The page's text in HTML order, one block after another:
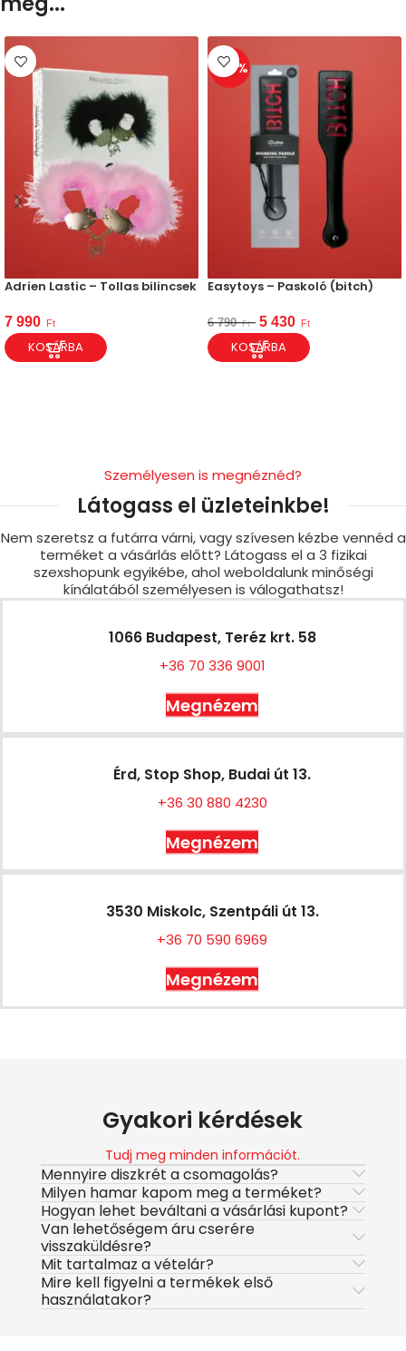
Adrien Lastic – Tollas bilincsek
7 990 Ft
KOSÁRBA
-20%
Easytoys – Paskoló (bitch)
6 790 Ft 5 430 Ft
KOSÁRBA
Személyesen is megnéznéd?
Látogass el üzleteinkbe!
Nem szeretsz a futárra várni, vagy szívesen kézbe vennéd a
terméket a vásárlás előtt? Látogass el a 3 fizikai
szexshopunk egyikébe, ahol weboldalunk minőségi
kínálatából személyesen is válogathatsz!
1066 Budapest, Teréz krt. 58
+36 70 336 9001
Megnézem
Érd, Stop Shop, Budai út 13.
+36 30 880 4230
Megnézem
3530 Miskolc, Szentpáli út 13.
+36 70 590 6969
Megnézem
Gyakori kérdések
Tudj meg minden információt.
Mennyire diszkrét a csomagolás?
Milyen hamar kapom meg a terméket?
Hogyan lehet beváltani a vásárlási kupont?
Van lehetőségem áru cserére
visszaküldésre?
Mit tartalmaz a vételár?
Mire kell figyelni a termékek első
használatakor?